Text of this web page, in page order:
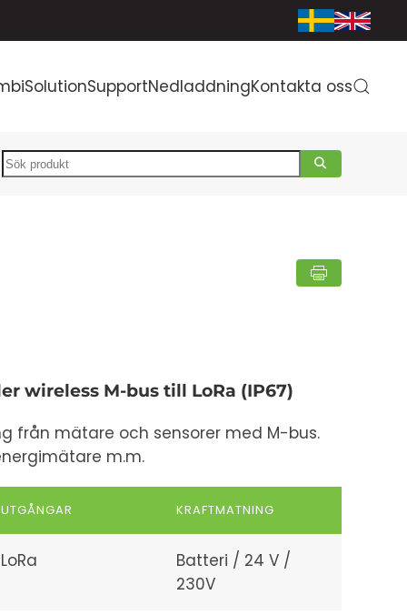
SupportNedladdningKontakta oss
Search
wireless M-bus till LoRa (IP67)
från mätare och sensorer med M-bus.
m.m.
UTGÅNGAR KRAFTMATNING
LoRa
Batteri / 24 V /
230V